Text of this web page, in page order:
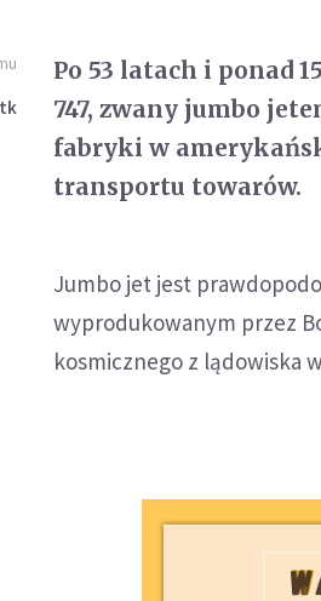
Po 53 latach i ponad
747, zwany jumbo
fabryki w
transportu towarów.
Jumbo jet jest
wyprodukowanym przez
kosmicznego z lądowiska